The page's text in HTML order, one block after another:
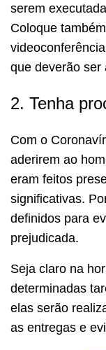
serem
Coloque
que deverão ser
2. Tenha
Com o
aderirem ao
eram feitos
significativas.
definidos para
prejudicada.
Seja claro na
determinadas
elas serão
as entregas e